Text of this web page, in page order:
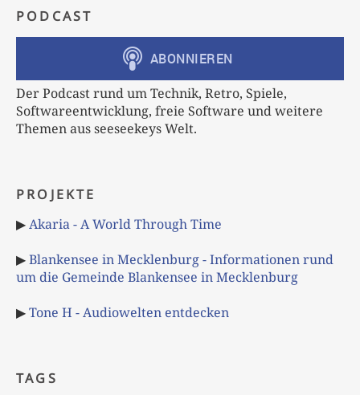
PODCAST
Der Podcast rund um Technik, Retro, Spiele,
Softwareentwicklung, freie Software und weitere
Themen aus seeseekeys Welt.
PROJEKTE
▶Akaria - A World Through Time
▶Blankensee in Mecklenburg - Informationen rund
um die Gemeinde Blankensee in Mecklenburg
▶Tone H - Audiowelten entdecken
TAGS